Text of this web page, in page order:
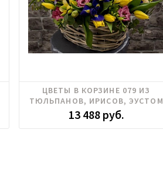
Ирисы, Тюльпаны, Фрезия,
Цимбидиум, Эустома
ЦВЕТЫ В КОРЗИНЕ 079 ИЗ
ТЮЛЬПАНОВ, ИРИСОВ, ЭУСТОМ
13 488 руб.